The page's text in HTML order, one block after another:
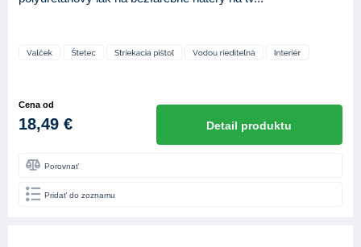
Cena od
18,49 € Detail produktu
Porovnať
Pridať do zoznamu